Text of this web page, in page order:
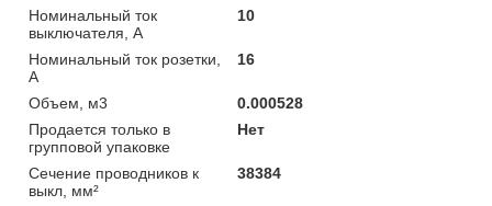
Номинальный ток
выключателя, А
10
Номинальный ток розетки,
А
16
Объем, м3
0.000528
Продается только в
групповой упаковке
Нет
Сечение проводников к
выкл, мм²
38384